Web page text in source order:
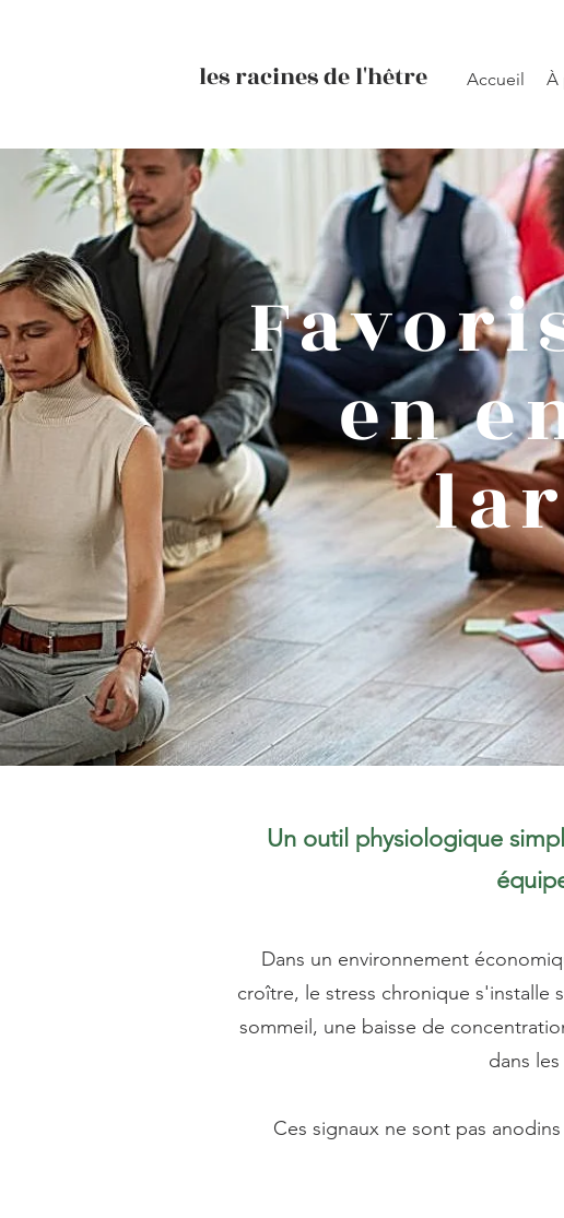
Accueil À
les racines de l'hêtre
en
Un outil physiologique
Dans un environnement
croître, le stress chronique s'installe
sommeil, une baisse de
dans
Ces signaux ne sont pas